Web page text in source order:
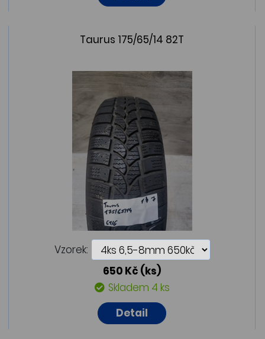
Taurus 175/65/14 82T
Vzorek:
650 Kč (ks)
Skladem 4 ks
Detail